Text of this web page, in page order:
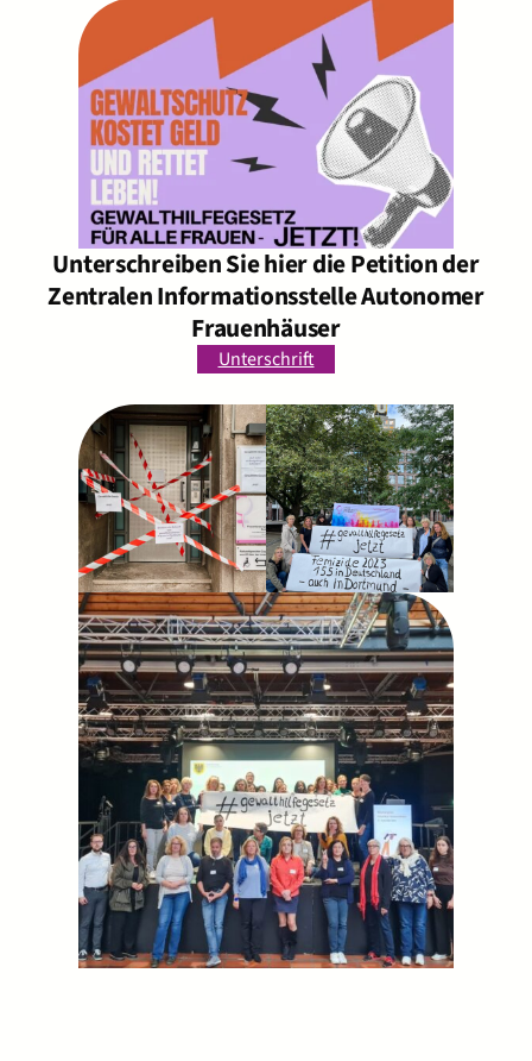
Unterschreiben Sie hier die Petition der
Zentralen Informationsstelle Autonomer
Frauenhäuser
Unterschrift